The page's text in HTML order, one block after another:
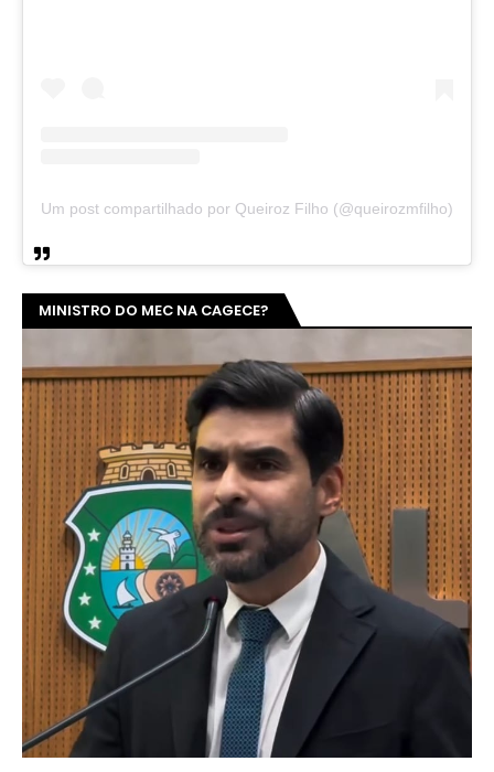
Um post compartilhado por Queiroz Filho (@queirozmfilho)
MINISTRO DO MEC NA CAGECE?